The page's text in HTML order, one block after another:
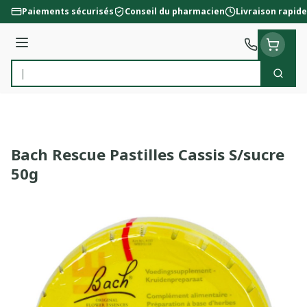
Aller au contenu
Paiements sécurisés Conseil du pharmacien Livraison rapide
Menu
Rechercher
Bach Rescue Pastilles Cassis S/sucre
50g